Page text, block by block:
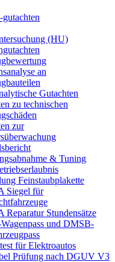
(HU)
an
Gutachten
zu technischen
zur
& Tuning
Feinstaubplakette
Siegel für
Reparatur Stundensätze
und DMSB-
für Elektroautos
Prüfung nach DGUV V3